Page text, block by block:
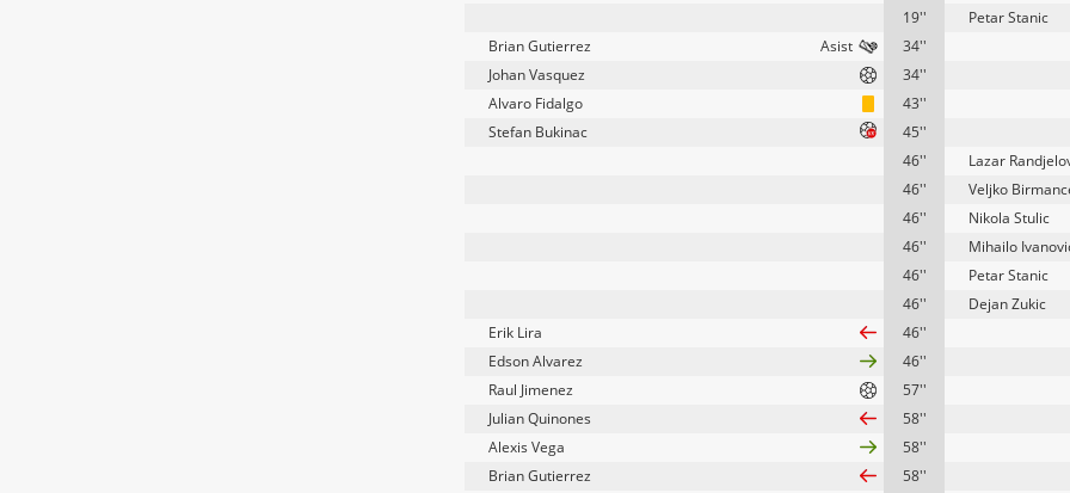
19''
Petar Stanic
Brian Gutierrez
34''
Johan Vasquez
34''
Alvaro Fidalgo
43''
Stefan Bukinac
45''
46''
Lazar
46''
Veljko
46''
Nikola Stulic
46''
Mihailo
46''
Petar Stanic
46''
Dejan Zukic
Erik Lira
46''
Edson Alvarez
46''
Raul Jimenez
57''
Julian Quinones
58''
Alexis Vega
58''
Brian Gutierrez
58''